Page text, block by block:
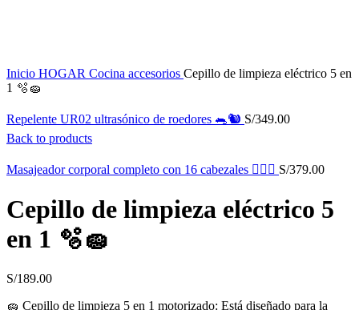
Inicio HOGAR Cocina accesorios Cepillo de limpieza eléctrico 5 en
1 🫧🧽
Repelente UR02 ultrasónico de roedores 🐀🐿️ S/349.00
Back to products
Masajeador corporal completo con 16 cabezales 💆🏻‍♀ S/379.00
Cepillo de limpieza eléctrico 5
en 1 🫧🧽
S/189.00
🧽 Cepillo de limpieza 5 en 1 motorizado: Está diseñado para la